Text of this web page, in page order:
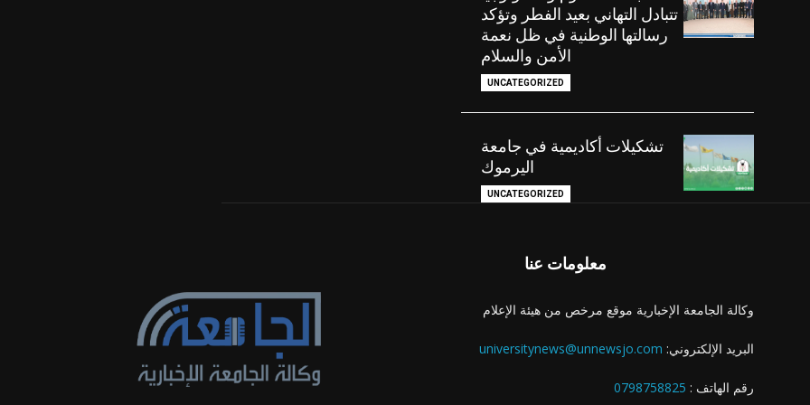
تتبادل التهاني بعيد الفطر وتؤكد
رسالتها الوطنية في ظل نعمة
الأمن والسلام
UNCATEGORIZED
تشكيلات أكاديمية في جامعة
اليرموك
UNCATEGORIZED
معلومات عنا
وكالة الجامعة الإخبارية موقع مرخص من هيئة الإعلام
البريد الإلكتروني: universitynews@unnewsjo.com
رقم الهاتف : 0798758825